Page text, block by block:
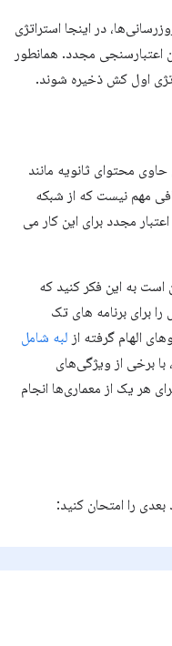
در اینجا استراتژی
مجدد. همانطور
اول کش ذخیره شوند.
محتوای ثانویه مانند
مهم نیست که از شبکه
مجدد برای این کار می
به این فکر کنید که
برنامه های تک
الهام گرفته ازلبه شامل
از ویژگی‌های
یک از معماری‌ها انجام